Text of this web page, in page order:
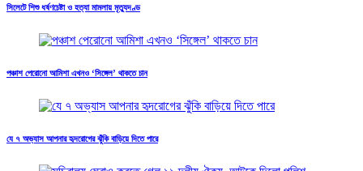
সিলেটে শিশু ধর্ষণচেষ্টা ও হত্যা মামলায় মৃত্যুদণ্ড
পঞ্চাশ পেরোনো আমিশা এখনও ‘সিঙ্গেল’ থাকতে চান
যে ৭ অভ্যাস আপনার হৃদরোগের ঝুঁকি বাড়িয়ে দিতে পারে